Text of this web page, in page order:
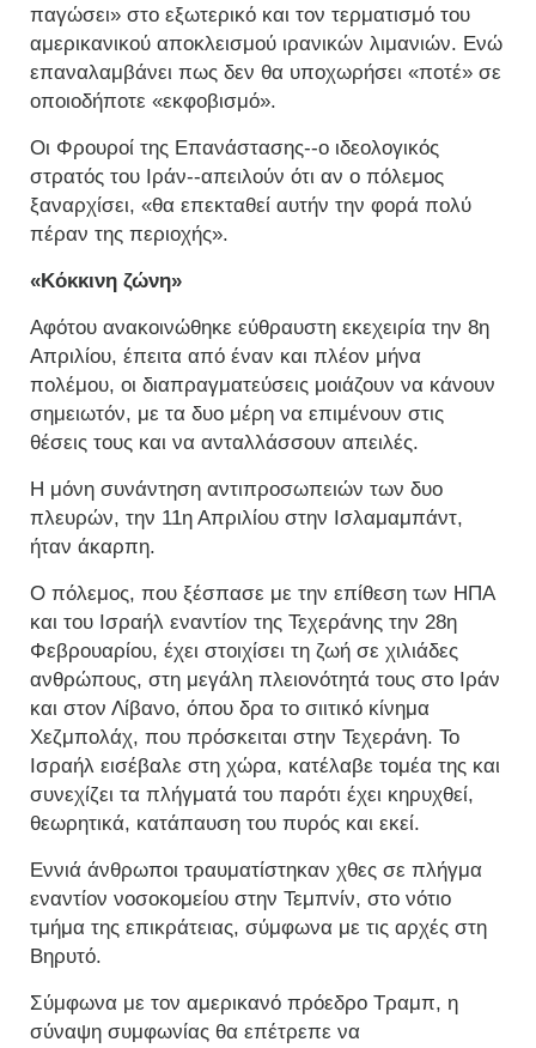
παγώσει» στο εξωτερικό και τον τερματισμό του
αμερικανικού αποκλεισμού ιρανικών λιμανιών. Ενώ
επαναλαμβάνει πως δεν θα υποχωρήσει «ποτέ» σε
οποιοδήποτε «εκφοβισμό».
Οι Φρουροί της Επανάστασης--ο ιδεολογικός
στρατός του Ιράν--απειλούν ότι αν ο πόλεμος
ξαναρχίσει, «θα επεκταθεί αυτήν την φορά πολύ
πέραν της περιοχής».
«Κόκκινη ζώνη»
Αφότου ανακοινώθηκε εύθραυστη εκεχειρία την 8η
Απριλίου, έπειτα από έναν και πλέον μήνα
πολέμου, οι διαπραγματεύσεις μοιάζουν να κάνουν
σημειωτόν, με τα δυο μέρη να επιμένουν στις
θέσεις τους και να ανταλλάσσουν απειλές.
Η μόνη συνάντηση αντιπροσωπειών των δυο
πλευρών, την 11η Απριλίου στην Ισλαμαμπάντ,
ήταν άκαρπη.
Ο πόλεμος, που ξέσπασε με την επίθεση των ΗΠΑ
και του Ισραήλ εναντίον της Τεχεράνης την 28η
Φεβρουαρίου, έχει στοιχίσει τη ζωή σε χιλιάδες
ανθρώπους, στη μεγάλη πλειονότητά τους στο Ιράν
και στον Λίβανο, όπου δρα το σιιτικό κίνημα
Χεζμπολάχ, που πρόσκειται στην Τεχεράνη. Το
Ισραήλ εισέβαλε στη χώρα, κατέλαβε τομέα της και
συνεχίζει τα πλήγματά του παρότι έχει κηρυχθεί,
θεωρητικά, κατάπαυση του πυρός και εκεί.
Εννιά άνθρωποι τραυματίστηκαν χθες σε πλήγμα
εναντίον νοσοκομείου στην Τεμπνίν, στο νότιο
τμήμα της επικράτειας, σύμφωνα με τις αρχές στη
Βηρυτό.
Σύμφωνα με τον αμερικανό πρόεδρο Τραμπ, η
σύναψη συμφωνίας θα επέτρεπε να